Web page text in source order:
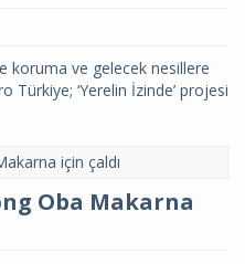
koruma ve gelecek nesillere
Türkiye; ‘Yerelin İzinde’ projesi
Oba Makarna